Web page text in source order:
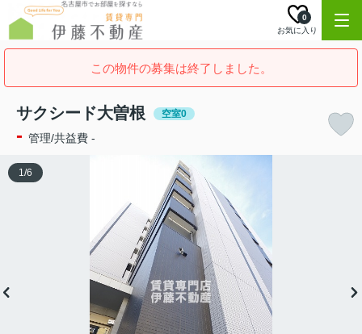
お気に入り
0
この物件の募集は終了しました。
サクシード大曽根 空室0
- 管理/共益費 -
1/6